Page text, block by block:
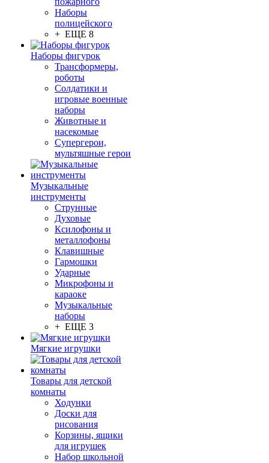
Наборы
полицейского
+ ЕЩЕ 8
Наборы фигурок
Трансформеры,
роботы
Солдатики и
игровые военные
наборы
Животные и
насекомые
Супергерои,
мультяшные герои
Музыкальные
инструменты
Струнные
Духовые
Ксилофоны и
металлофоны
Клавишные
Гармошки
Ударные
Микрофоны и
караоке
Музыкальные
наборы
+ ЕЩЕ 3
Мягкие игрушки
Товары для детской
комнаты
Ходунки
Доски для
рисования
Корзины, ящики
для игрушек
Набор школьной